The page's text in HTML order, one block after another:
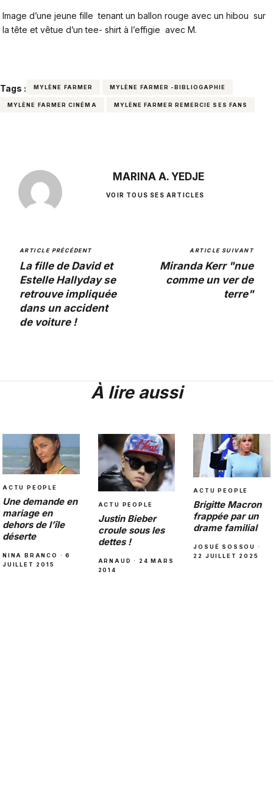
Image d’une jeune fille tenant un ballon rouge avec un hibou sur
la tête et vêtue d’un tee- shirt à l’effigie avec M.
Tags : MYLÈNE FARMER MYLÈNE FARMER -BIBLIOGAPHIE
MYLÈNE FARMER CINÉMA MYLÈNE FARMER REMERCIE SES FANS
MARINA A. YEDJE
VOIR TOUS SES ARTICLES
ARTICLE PRÉCÉDENT
La fille de David et
Estelle Hallyday se
retrouve impliquée
dans un accident
de voiture !
ARTICLE SUIVANT
Miranda Kerr "nue
comme un ver de
terre"
À lire aussi
ACTU PEOPLE
Une demande en
mariage en
dehors de l’île
déserte
NINA BRANCO · 6
JUILLET 2015
ACTU PEOPLE
Justin Bieber
croule sous les
dettes !
ARNAUD · 24 MARS
2014
ACTU PEOPLE
Brigitte Macron
frappée par un
drame familial
JOSUÉ SOSSOU ·
22 JUILLET 2025